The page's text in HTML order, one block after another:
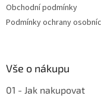
Obchodní podmínky
Podmínky ochrany
Vše o nákupu
01 - Jak nakupovat